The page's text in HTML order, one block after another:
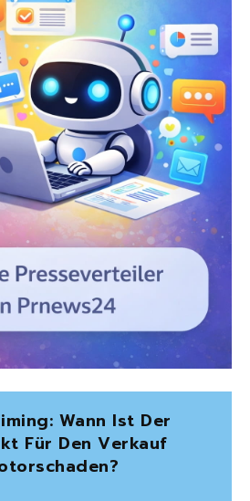
Wann Ist Der
Für Den Verkauf